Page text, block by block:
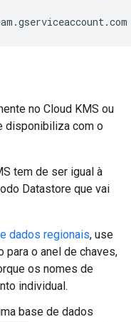
no Cloud KMS ou
disponibiliza com o
tem de ser igual à
Datastore que vai
dados regionais, use
para o anel de chaves,
os nomes de
individual.
base de dados